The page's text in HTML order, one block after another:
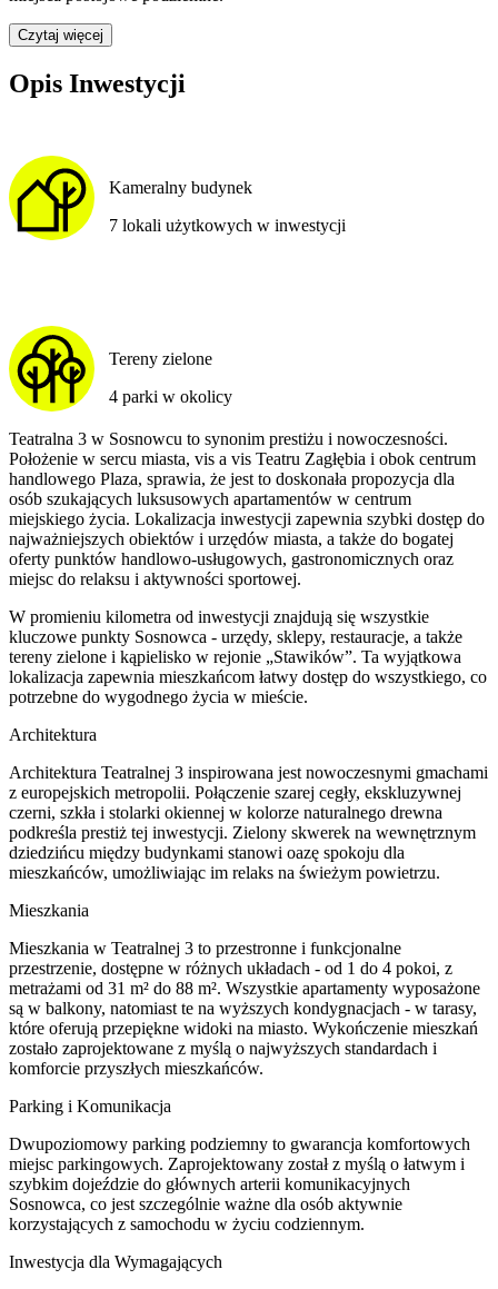
Czytaj więcej
Opis Inwestycji
Kameralny budynek
7 lokali użytkowych w inwestycji
Tereny zielone
4 parki w okolicy
Teatralna 3 w Sosnowcu to synonim prestiżu i nowoczesności.
Położenie w sercu miasta, vis a vis Teatru Zagłębia i obok centrum
handlowego Plaza, sprawia, że jest to doskonała propozycja dla
osób szukających luksusowych apartamentów w centrum
miejskiego życia. Lokalizacja inwestycji zapewnia szybki dostęp do
najważniejszych obiektów i urzędów miasta, a także do bogatej
oferty punktów handlowo-usługowych, gastronomicznych oraz
miejsc do relaksu i aktywności sportowej.
W promieniu kilometra od inwestycji znajdują się wszystkie
kluczowe punkty Sosnowca - urzędy, sklepy, restauracje, a także
tereny zielone i kąpielisko w rejonie „Stawików”. Ta wyjątkowa
lokalizacja zapewnia mieszkańcom łatwy dostęp do wszystkiego, co
potrzebne do wygodnego życia w mieście.
Architektura
Architektura Teatralnej 3 inspirowana jest nowoczesnymi gmachami
z europejskich metropolii. Połączenie szarej cegły, ekskluzywnej
czerni, szkła i stolarki okiennej w kolorze naturalnego drewna
podkreśla prestiż tej inwestycji. Zielony skwerek na wewnętrznym
dziedzińcu między budynkami stanowi oazę spokoju dla
mieszkańców, umożliwiając im relaks na świeżym powietrzu.
Mieszkania
Mieszkania w Teatralnej 3 to przestronne i funkcjonalne
przestrzenie, dostępne w różnych układach - od 1 do 4 pokoi, z
metrażami od 31 m² do 88 m². Wszystkie apartamenty wyposażone
są w balkony, natomiast te na wyższych kondygnacjach - w tarasy,
które oferują przepiękne widoki na miasto. Wykończenie mieszkań
zostało zaprojektowane z myślą o najwyższych standardach i
komforcie przyszłych mieszkańców.
Parking i Komunikacja
Dwupoziomowy parking podziemny to gwarancja komfortowych
miejsc parkingowych. Zaprojektowany został z myślą o łatwym i
szybkim dojeździe do głównych arterii komunikacyjnych
Sosnowca, co jest szczególnie ważne dla osób aktywnie
korzystających z samochodu w życiu codziennym.
Inwestycja dla Wymagających